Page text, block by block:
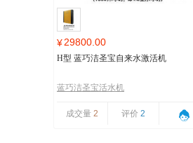
¥29800.00
H型 蓝巧洁圣宝自来水激活机
蓝巧洁圣宝活水机
成交量 2 评价 2